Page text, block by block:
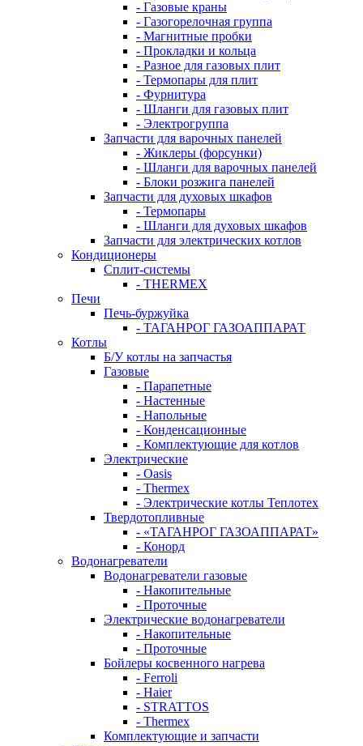
- Газовые краны
- Газогорелочная группа
- Магнитные пробки
- Прокладки и кольца
- Разное для газовых плит
- Термопары для плит
- Фурнитура
- Шланги для газовых плит
- Электрогруппа
Запчасти для варочных панелей
- Жиклеры (форсунки)
- Шланги для варочных панелей
- Блоки розжига панелей
Запчасти для духовых шкафов
- Термопары
- Шланги для духовых шкафов
Запчасти для электрических котлов
Кондиционеры
Сплит-системы
- THERMEX
Печи
Печь-буржуйка
- ТАГАНРОГ ГАЗОАППАРАТ
Котлы
Б/У котлы на запчастья
Газовые
- Парапетные
- Настенные
- Напольные
- Конденсационные
- Комплектующие для котлов
Электрические
- Oasis
- Thermex
- Электрические котлы Теплотех
Твердотопливные
- «ТАГАНРОГ ГАЗОАППАРАТ»
- Конорд
Водонагреватели
Водонагреватели газовые
- Накопительные
- Проточные
Электрические водонагреватели
- Накопительные
- Проточные
Бойлеры косвенного нагрева
- Ferroli
- Haier
- STRATTOS
- Thermex
Комплектующие и запчасти